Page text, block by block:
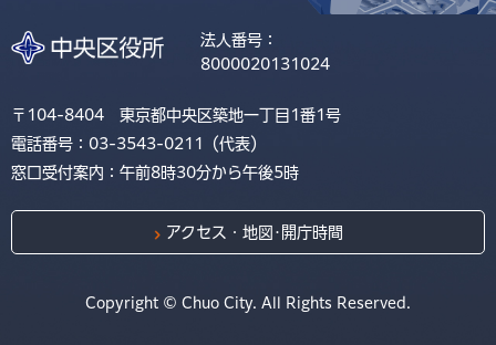
法人番号：
8000020131024
〒104-8404 東京都中央区築地一丁目1番1号
電話番号：03-3543-0211（代表）
窓口受付案内：午前8時30分から午後5時
アクセス・地図･開庁時間
Copyright © Chuo City. All Rights Reserved.